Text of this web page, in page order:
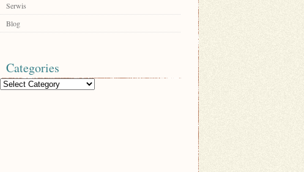
Serwis
Blog
Categories
Categories